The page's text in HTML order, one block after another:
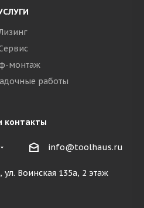
монтаж
работы
контакты
info@toolhaus.ru
ул. Воинская 135а, 2 этаж